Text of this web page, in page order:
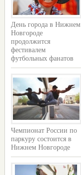
День города в Нижнем
Новгороде
продолжится
фестивалем
футбольных фанатов
Чемпионат России по
паркуру состоится в
Нижнем Новгороде